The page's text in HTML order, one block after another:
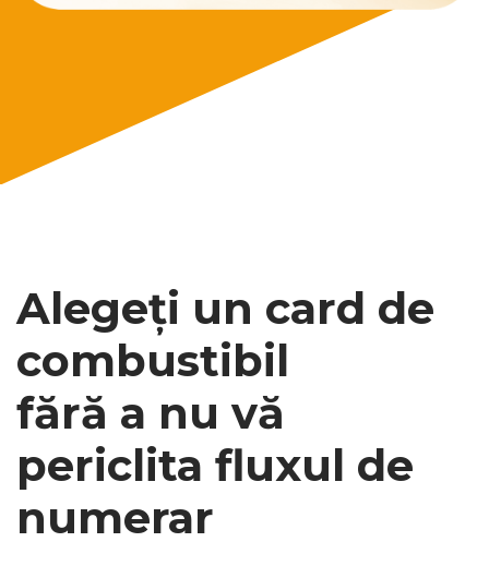
Alegeți un card de
combustibil
fără a nu vă
periclita fluxul de
numerar